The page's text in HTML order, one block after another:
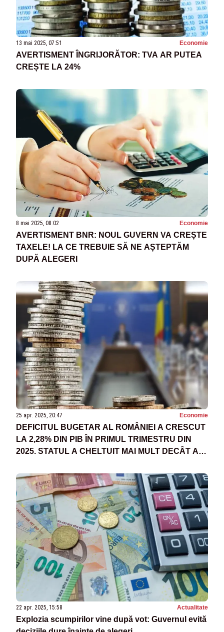
13 mai 2025, 07:51 Economie
AVERTISMENT ÎNGRIJORĂTOR: TVA AR PUTEA
CREȘTE LA 24%
8 mai 2025, 08:02 Economie
AVERTISMENT BNR: NOUL GUVERN VA CREȘTE
TAXELE! LA CE TREBUIE SĂ NE AȘTEPTĂM
DUPĂ ALEGERI
25 apr. 2025, 20:47 Economie
DEFICITUL BUGETAR AL ROMÂNIEI A CRESCUT
LA 2,28% DIN PIB ÎN PRIMUL TRIMESTRU DIN
2025. STATUL A CHELTUIT MAI MULT DECÂT A
22 apr. 2025, 15:58 Actualitate
Explozia scumpirilor vine după vot: Guvernul evită